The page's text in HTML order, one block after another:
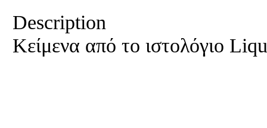
Description
Κείμενα από το ιστολόγιο